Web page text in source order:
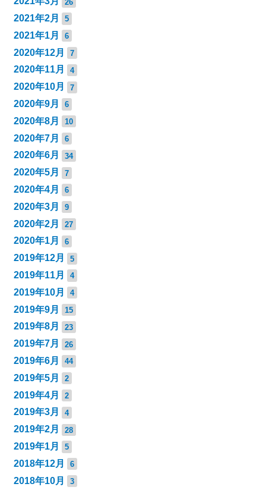
2021年2月 5
2021年1月 6
2020年12月 7
2020年11月 4
2020年10月 7
2020年9月 6
2020年8月 10
2020年7月 6
2020年6月 34
2020年5月 7
2020年4月 6
2020年3月 9
2020年2月 27
2020年1月 6
2019年12月 5
2019年11月 4
2019年10月 4
2019年9月 15
2019年8月 23
2019年7月 26
2019年6月 44
2019年5月 2
2019年4月 2
2019年3月 4
2019年2月 28
2019年1月 5
2018年12月 6
2018年10月 3